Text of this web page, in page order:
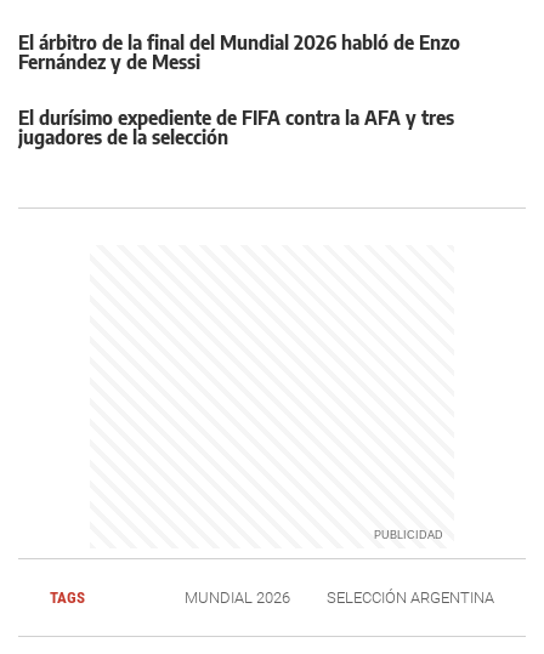
El árbitro de la final del Mundial 2026 habló de Enzo
Fernández y de Messi
El durísimo expediente de FIFA contra la AFA y tres
jugadores de la selección
TAGS MUNDIAL 2026 SELECCIÓN ARGENTINA